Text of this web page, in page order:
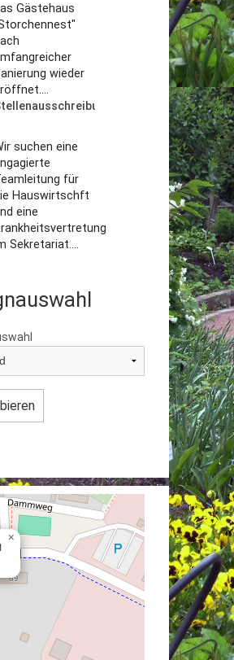
Gästehaus
wieder
suchen eine
für
Hauswirtschft
eine
Sekretariat....
×